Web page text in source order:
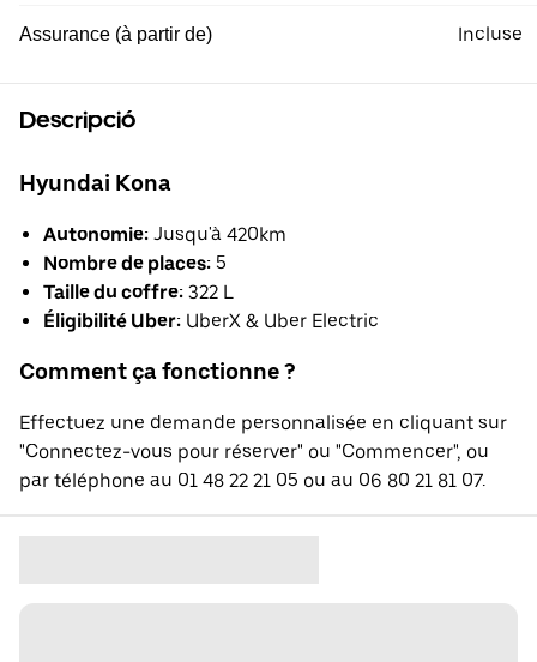
Assurance (à partir de) Incluse
Descripció
Hyundai Kona
Autonomie: Jusqu'à 420km
Nombre de places: 5
Taille du coffre: 322 L
Éligibilité Uber: UberX & Uber Electric
Comment ça fonctionne ?
Effectuez une demande personnalisée en cliquant sur
"Connectez-vous pour réserver" ou "Commencer", ou
par téléphone au 01 48 22 21 05 ou au 06 80 21 81 07.